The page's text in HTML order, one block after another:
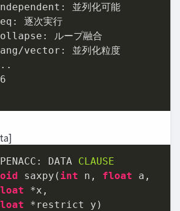
並列化可能
逐次実行
ループ融合
vector: 並列化粒度
DATA CLAUSE
saxpy( int n, float
*restrict y)